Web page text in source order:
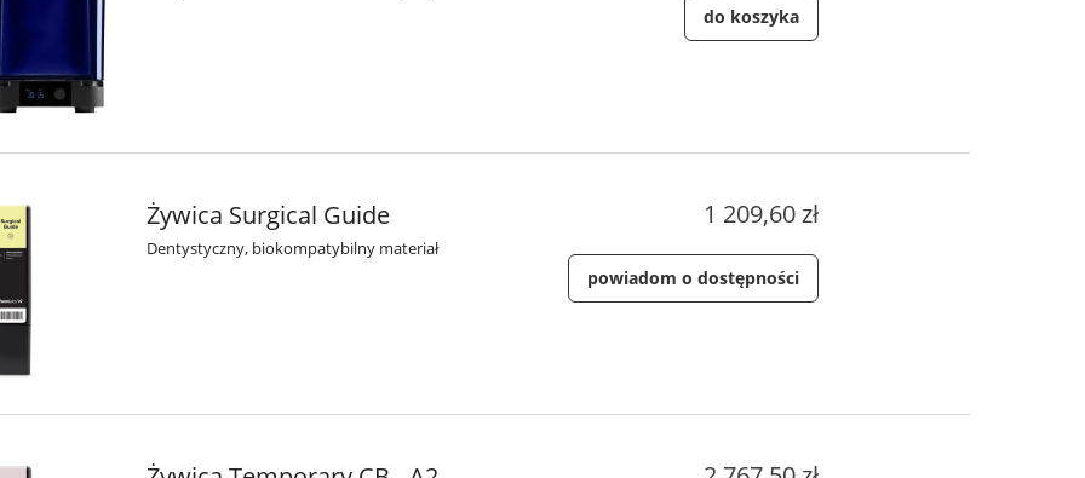
do koszyka
Żywica Surgical Guide
Dentystyczny, biokompatybilny materiał
1 209,60 zł
powiadom o dostępności